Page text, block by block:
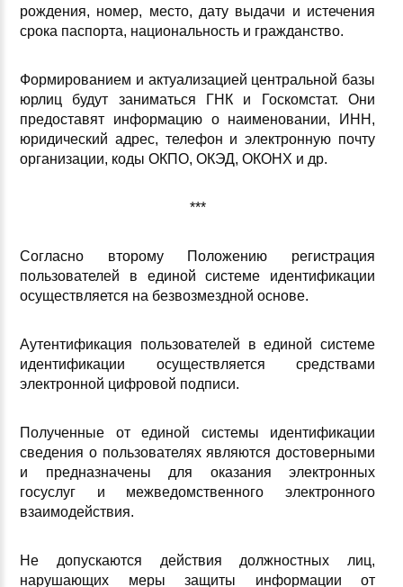
рождения, номер, место, дату выдачи и истечения
срока паспорта, национальность и гражданство.
Формированием и актуализацией центральной базы
юрлиц будут заниматься ГНК и Госкомстат. Они
предоставят информацию о наименовании, ИНН,
юридический адрес, телефон и электронную почту
организации, коды ОКПО, ОКЭД, ОКОНХ и др.
***
Согласно второму Положению регистрация
пользователей в единой системе идентификации
осуществляется на безвозмездной основе.
Аутентификация пользователей в единой системе
идентификации осуществляется средствами
электронной цифровой подписи.
Полученные от единой системы идентификации
сведения о пользователях являются достоверными
и предназначены для оказания электронных
госуслуг и межведомственного электронного
взаимодействия.
Не допускаются действия должностных лиц,
нарушающих меры защиты информации от